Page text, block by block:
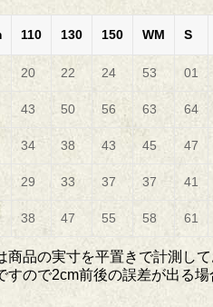
110 130 150 WM S
20 22 24 53 01
43 50 56 63 64
34 38 43 45 47
29 33 37 37 41
38 47 55 58 61
品の実寸を平置きで計測して
すので2cm前後の誤差が出る場